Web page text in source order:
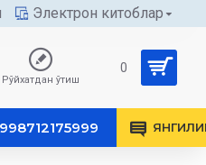
Электрон китоблар
Рўйхатдан ўтиш
0